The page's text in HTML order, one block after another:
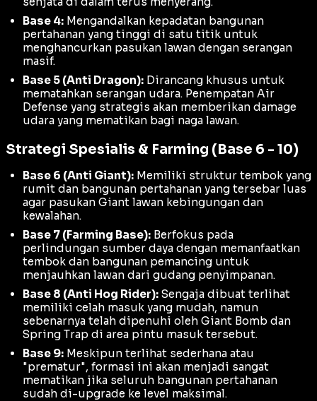
Base 4: Mengandalkan kepadatan bangunan
pertahanan yang tinggi di satu titik untuk
menghancurkan pasukan lawan dengan serangan
masif.
Base 5 (Anti Dragon): Dirancang khusus untuk
mematahkan serangan udara. Penempatan Air
Defense yang strategis akan memberikan damage
udara yang mematikan bagi naga lawan.
Strategi Spesialis & Farming (Base 6 - 10)
Base 6 (Anti Giant): Memiliki struktur tembok yang
rumit dan bangunan pertahanan yang tersebar luas
agar pasukan Giant lawan kebingungan dan
kewalahan.
Base 7 (Farming Base): Berfokus pada
perlindungan sumber daya dengan memanfaatkan
tembok dan bangunan pemancing untuk
menjauhkan lawan dari gudang penyimpanan.
Base 8 (Anti Hog Rider): Sengaja dibuat terlihat
memiliki celah masuk yang mudah, namun
sebenarnya telah dipenuhi oleh Giant Bomb dan
Spring Trap di area pintu masuk tersebut.
Base 9: Meskipun terlihat sederhana atau
"prematur", formasi ini akan menjadi sangat
mematikan jika seluruh bangunan pertahanan
sudah di-upgrade ke level maksimal.